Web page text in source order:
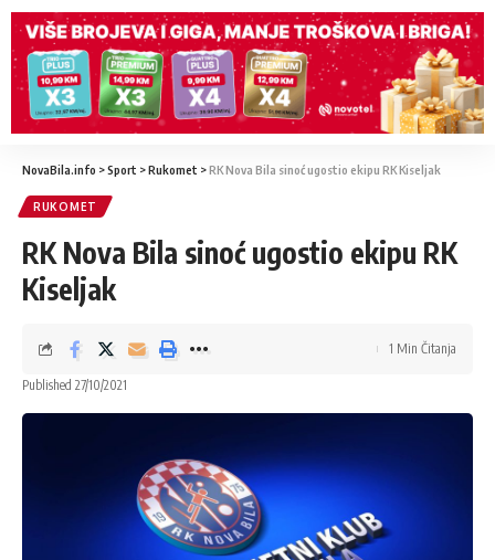
NovaBila.info >Sport >Rukomet >RK Nova Bila sinoć ugostio ekipu RK Kiseljak
RUKOMET
RK Nova Bila sinoć ugostio ekipu RK
Kiseljak
Published 27/10/2021
1 Min Čitanja